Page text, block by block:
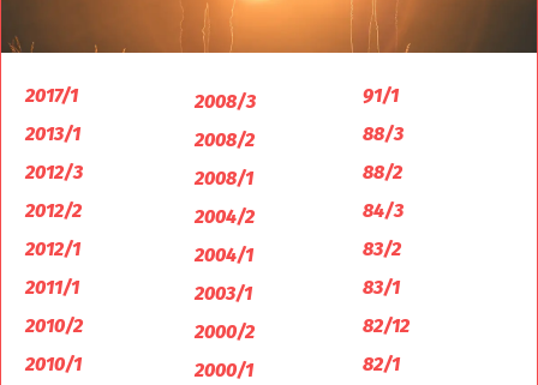
2017/1
2013/1
2012/3
2012/2
2012/1
2011/1
2010/2
2010/1
2008/3
2008/2
2008/1
2004/2
2004/1
2003/1
2000/2
2000/1
91/1
88/3
88/2
84/3
83/2
83/1
82/12
82/1